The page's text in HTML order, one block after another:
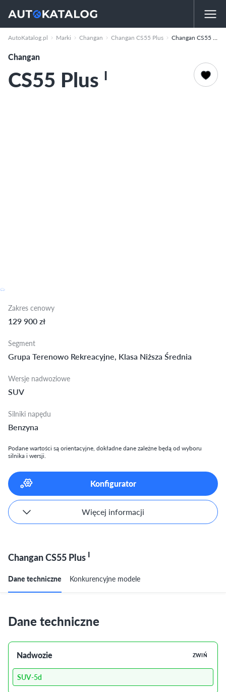
AutoKatalog.pl Marki Changan Changan CS55 Plus Changan CS55 Plus
Changan
CS55 Plus I
Zakres cenowy
129 900 zł
Segment
Grupa Terenowo Rekreacyjne, Klasa Niższa Średnia
Wersje nadwoziowe
SUV
Silniki napędu
Benzyna
Podane wartości są orientacyjne, dokładne dane zależne będą od wyboru
silnika i wersji.
Konfigurator
Więcej informacji
Changan CS55 Plus I
Dane techniczne Konkurencyjne modele
Dane techniczne
Nadwozie ZWIŃ
SUV-5d